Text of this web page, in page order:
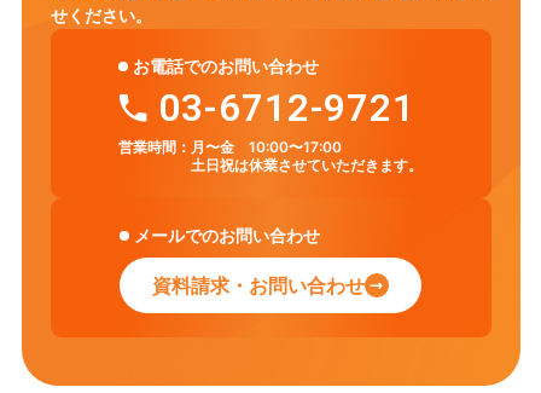
せください。
お電話でのお問い合わせ
03-6712-9721
営業時間： 月〜金 10:00〜17:00
土日祝は休業させていただきます。
メールでのお問い合わせ
資料請求・お問い合わせ